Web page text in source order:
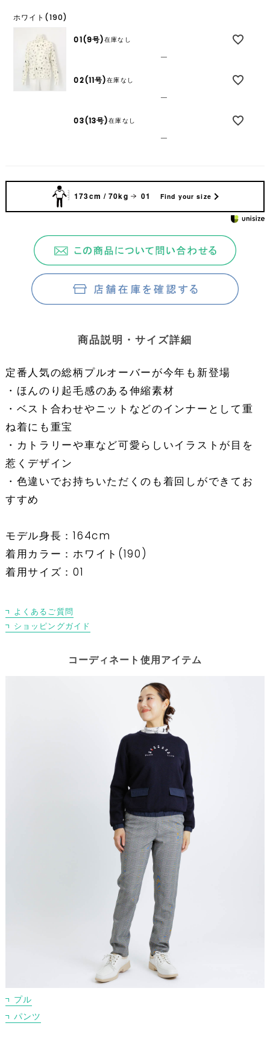
ホワイト(190)
01(9号)在庫なし
—
02(11号)在庫なし
—
03(13号)在庫なし
—
173cm / 70kg 01 Find your size
商品説明・サイズ詳細
定番人気の総柄プルオーバーが今年も新登場
・ほんのり起毛感のある伸縮素材
・ベスト合わせやニットなどのインナーとして重
ね着にも重宝
・カトラリーや車など可愛らしいイラストが目を
惹くデザイン
・色違いでお持ちいただくのも着回しができてお
すすめ
モデル身長：164cm
着用カラー：ホワイト(190)
着用サイズ：01
よくあるご質問
ショッピングガイド
コーディネート使用アイテム
プル
パンツ